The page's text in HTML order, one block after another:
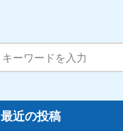
最近の投稿